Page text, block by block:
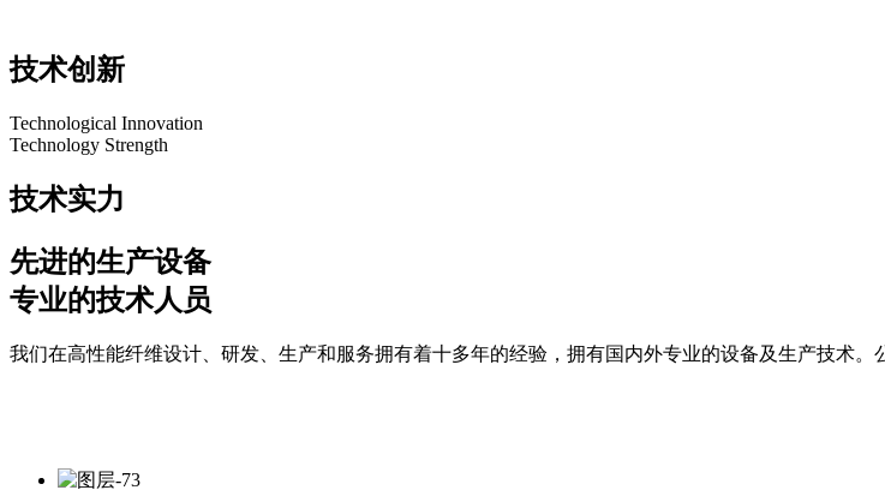
技术创新
Technological Innovation
Technology Strength
技术实力
先进的生产设备
专业的技术人员
我们在高性能纤维设计、研发、生产和服务拥有着十多年的经验，拥有国内外专业的设备及生产技术。